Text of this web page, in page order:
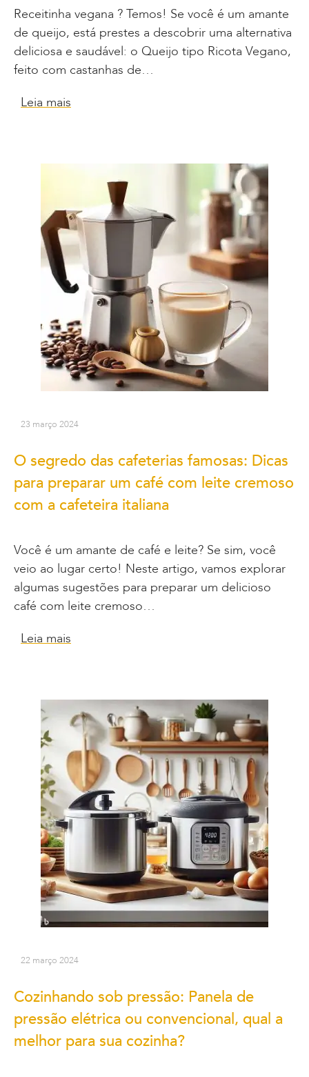
Receitinha vegana ? Temos! Se você é um amante
de queijo, está prestes a descobrir uma alternativa
deliciosa e saudável: o Queijo tipo Ricota Vegano,
feito com castanhas de…
Leia mais
23 março 2024
O segredo das cafeterias famosas: Dicas
para preparar um café com leite cremoso
com a cafeteira italiana
Você é um amante de café e leite? Se sim, você
veio ao lugar certo! Neste artigo, vamos explorar
algumas sugestões para preparar um delicioso
café com leite cremoso…
Leia mais
22 março 2024
Cozinhando sob pressão: Panela de
pressão elétrica ou convencional, qual a
melhor para sua cozinha?